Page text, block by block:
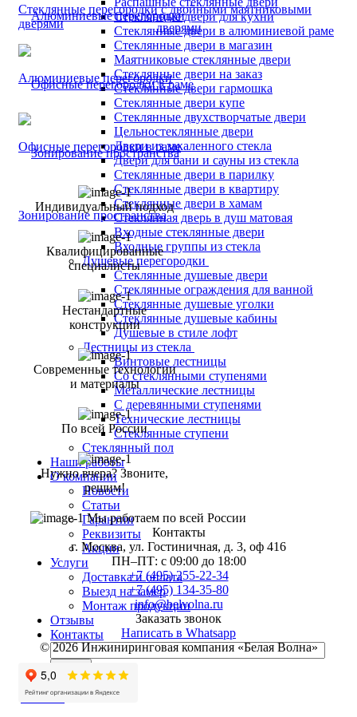
Стеклянные двери для кухни
Стеклянные двери в алюминиевой раме
Стеклянные двери в магазин
Маятниковые стеклянные двери
Стеклянные двери на заказ
Стеклянные двери гармошка
Стеклянные двери купе
Стеклянные двухстворчатые двери
Цельностеклянные двери
Двери из закаленного стекла
Двери для бани и сауны из стекла
Стеклянные двери в парилку
Стеклянные двери в квартиру
Стеклянные двери в хамам
Стеклянная дверь в душ матовая
Входные стеклянные двери
Входные группы из стекла
Душевые перегородки
Стеклянные душевые двери
Стеклянные ограждения для ванной
Стеклянные душевые уголки
Стеклянные душевые кабины
Душевые в стиле лофт
Лестницы из стекла
Винтовые лестницы
Со стеклянными ступенями
Металлические лестницы
С деревянными ступенями
Технические лестницы
Стеклянные ступени
Стеклянный пол
Наши работы
О компании
Новости
Статьи
Гарантии
Реквизиты
Акции
Услуги
Доставка и оплата
Выезд на замер
Монтаж продукции
Отзывы
Контакты
Найти
Каталог
Стеклянные перегородки с двойными маятниковыми
дверями
Алюминиевые перегородки
Офисные перегородки в раме
Зонирование пространства
Индивидуальный подход
Квалифицированные
специалисты
Нестандартные
конструкции
Современные технологии
и материалы
По всей России
Нужно вчера? Звоните,
решим!
Мы работаем по всей России
Контакты
г. Москва, ул. Гостиничная, д. 3, оф 416
ПН–ПТ: с 09:00 до 18:00
+7 (495) 255-22-34
+7 (495) 134-35-80
info@belvolna.ru
Заказать звонок
Написать в Whatsapp
© 2026 Инжиниринговая компания «Белая Волна»